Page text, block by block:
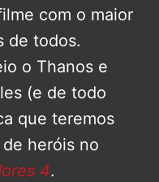
com o maior
de todos.
o Thanos e
(e de todo
que teremos
heróis no
4.